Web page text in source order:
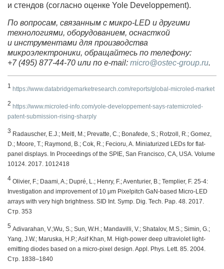
и стендов (согласно оценке Yole Developpement).
По вопросам, связанным с микро-LED и другими
технологиями, оборудованием, оснасткой
и инструментами для производства
микроэлектроники, обращайтесь по телефону:
+7 (495) 877-44-70 или по e-mail: micro@ostec-group.ru.
1 https://www.databridgemarketresearch.com/reports/global-microled-market
2 https://www.microled-info.com/yole-developpement-says-ratemicroled-
patent-submission-rising-sharply
3 Radauscher, E.J.; Meitl, M.; Prevatte, C.; Bonafede, S.; Rotzoll, R.; Gomez,
D.; Moore, T.; Raymond, B.; Cok, R.; Fecioru, A. Miniaturized LEDs for flat-
panel displays. In Proceedings of the SPIE, San Francisco, CA, USA. Volume
10124. 2017. 1012418
4 Olivier, F.; Daami, A.; Dupré, L.; Henry, F.; Aventurier, B.; Templier, F. 25-4:
Investigation and improvement of 10 μm Pixelpitch GaN-based Micro-LED
arrays with very high brightness. SID Int. Symp. Dig. Tech. Pap. 48. 2017.
Стр. 353
5 Adivarahan, V.;Wu, S.; Sun, W.H.; Mandavilli, V.; Shatalov, M.S.; Simin, G.;
Yang, J.W.; Maruska, H.P.; Asif Khan, M. High-power deep ultraviolet light-
emitting diodes based on a micro-pixel design. Appl. Phys. Lett. 85. 2004.
Стр. 1838–1840